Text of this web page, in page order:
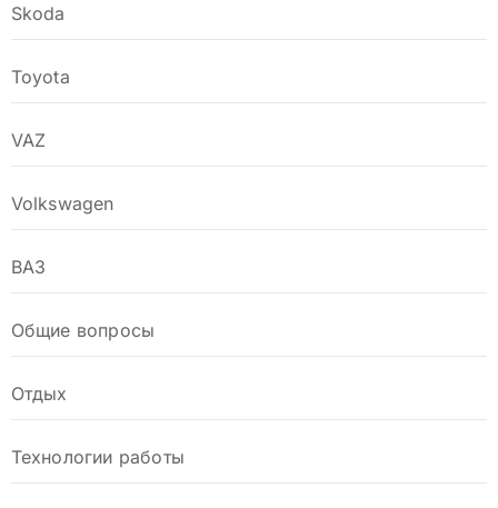
Skoda
Toyota
VAZ
Volkswagen
ВАЗ
Общие вопросы
Отдых
Технологии работы